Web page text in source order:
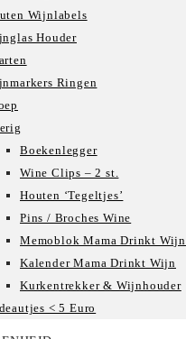
Wijnlabels
Houder
Ringen
Boekenlegger
Wine Clips – 2 st.
Houten ‘Tegeltjes’
Pins / Broches Wine
Memoblok Mama Drinkt Wijn
Kalender Mama Drinkt Wijn
Kurkentrekker & Wijnhouder
< 5 Euro